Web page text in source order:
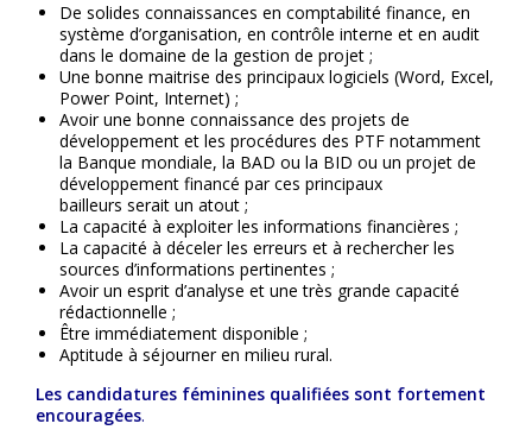
De solides connaissances en comptabilité finance, en
système d’organisation, en contrôle interne et en audit
dans le domaine de la gestion de projet ;
Une bonne maitrise des principaux logiciels (Word, Excel,
Power Point, Internet) ;
Avoir une bonne connaissance des projets de
développement et les procédures des PTF notamment
la Banque mondiale, la BAD ou la BID ou un projet de
développement financé par ces principaux
bailleurs serait un atout ;
La capacité à exploiter les informations financières ;
La capacité à déceler les erreurs et à rechercher les
sources d’informations pertinentes ;
Avoir un esprit d’analyse et une très grande capacité
rédactionnelle ;
Être immédiatement disponible ;
Aptitude à séjourner en milieu rural.
Les candidatures féminines qualifiées sont fortement
encouragées.